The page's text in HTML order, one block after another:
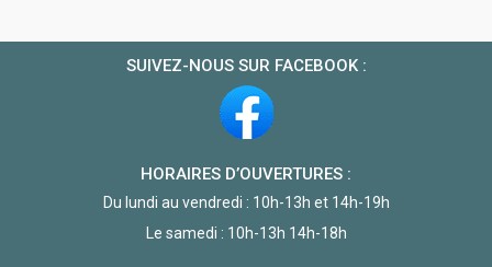
SUIVEZ-NOUS SUR FACEBOOK :
HORAIRES D’OUVERTURES :
Du lundi au vendredi : 10h-13h et 14h-19h
Le samedi : 10h-13h 14h-18h